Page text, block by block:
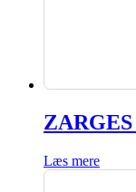
ZARGES
Læs mere